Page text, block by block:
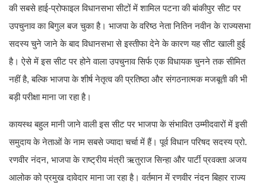
की सबसे हाई-प्रोफाइल विधानसभा सीटों में शामिल पटना की बांकीपुर सीट पर
उपचुनाव का बिगुल बज चुका है। भाजपा के वरिष्ठ नेता नितिन नवीन के राज्यसभा
सदस्य चुने जाने के बाद विधानसभा से इस्तीफा देने के कारण यह सीट खाली हुई
है। ऐसे में इस सीट पर होने वाला उपचुनाव सिर्फ एक विधायक चुनने तक सीमित
नहीं है, बल्कि भाजपा के शीर्ष नेतृत्व की प्रतिष्ठा और संगठनात्मक मजबूती की भी
बड़ी परीक्षा माना जा रहा है।
कायस्थ बहुल मानी जाने वाली इस सीट पर भाजपा के संभावित उम्मीदवारों में इसी
समुदाय के नेताओं के नाम सबसे ज्यादा चर्चा में हैं। पूर्व विधान परिषद सदस्य प्रो.
रणवीर नंदन, भाजपा के राष्ट्रीय मंत्री ऋतुराज सिन्हा और पार्टी प्रवक्ता अजय
आलोक को प्रमुख दावेदार माना जा रहा है। वर्तमान में रणवीर नंदन बिहार राज्य